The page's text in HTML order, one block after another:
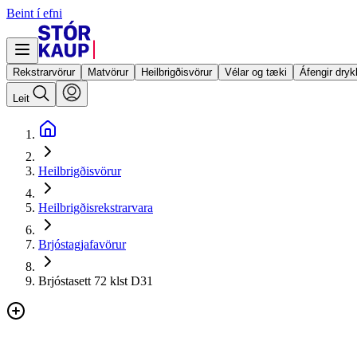
Beint í efni
Rekstrarvörur Matvörur Heilbrigðisvörur Vélar og tæki Áfengir
Leit
Heilbrigðisvörur
Heilbrigðisrekstrarvara
Brjóstagjafavörur
Brjóstasett 72 klst D31